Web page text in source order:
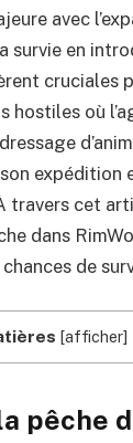
avec
survie en
hostiles où
expédition
travers cet
dans
de
[afficher]
pêche